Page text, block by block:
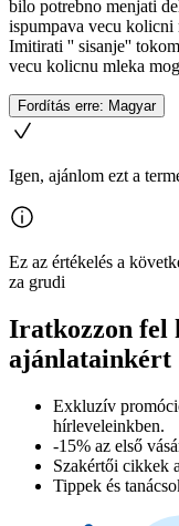
bilo potrebno menjati
ispumpava vecu
Imitirati '' sisanje''
vecu kolicnu mleka
Fordítás erre: Magyar
Igen, ajánlom ezt a
Ez az értékelés a
za grudi
Iratkozzon fel
ajánlatainkért​
Exkluzív
hírleveleinkben.
-15% az első
Szakértői cikkek
Tippek és